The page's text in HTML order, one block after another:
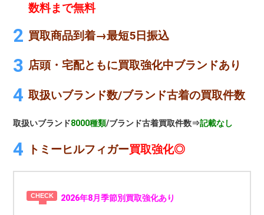
数料まで無料
買取商品到着→最短5日振込
店頭・宅配ともに買取強化中ブランドあり
取扱いブランド数/ブランド古着の買取件数
取扱いブランド8000種類/ブランド古着買取件数⇒記載なし
トミーヒルフィガー買取強化◎
2026年8月季節別買取強化あり